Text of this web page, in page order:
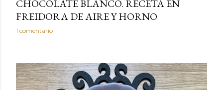
CHOCOLATE BLANCO. RECETA EN
FREIDORA DE AIRE Y HORNO
1 comentario